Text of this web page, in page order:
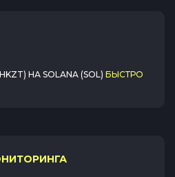
НА SOLANA (SOL) БЫСТРО